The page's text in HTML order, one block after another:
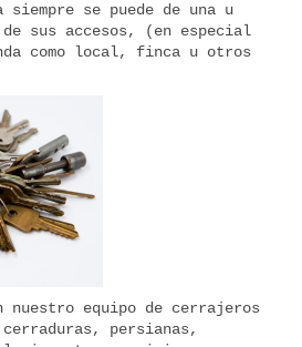
se puede de una u
sus accesos, (en especial
como local, finca u otros
nuestro equipo de cerrajeros
persianas,